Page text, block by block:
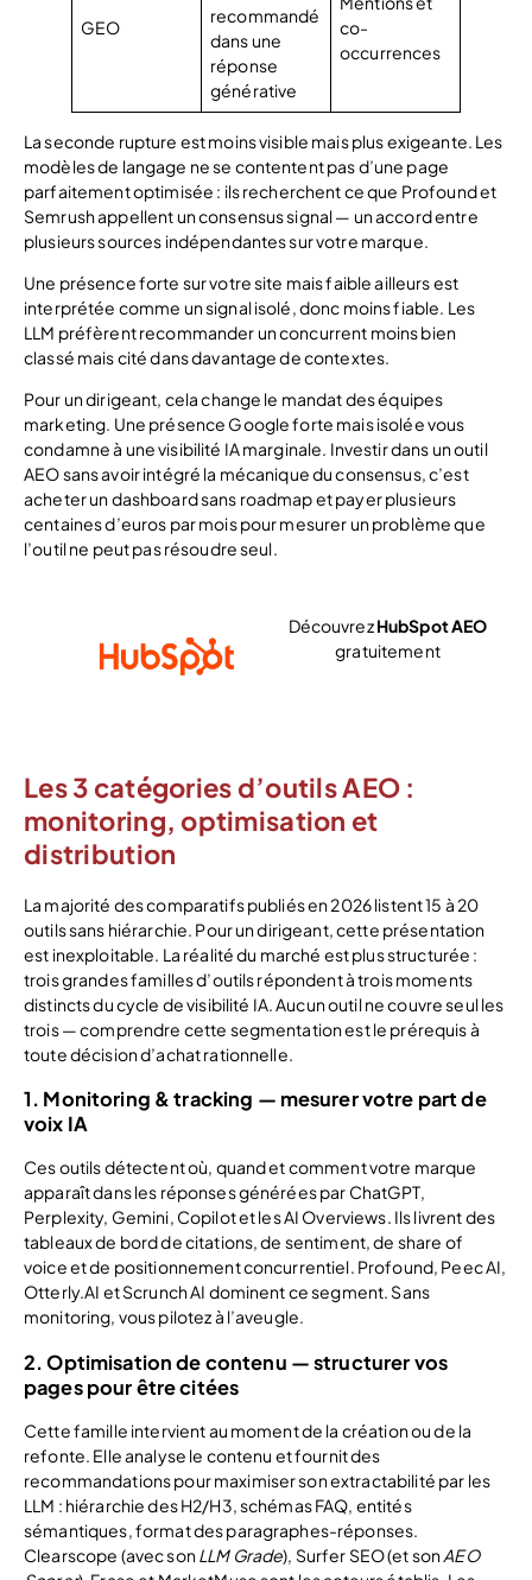
GEO
recommandé
dans une
réponse
générative
co-
occurrences
La seconde rupture est moins visible mais plus exigeante. Les
modèles de langage ne se contentent pas d’une page
parfaitement optimisée : ils recherchent ce que Profound et
Semrush appellent un consensus signal — un accord entre
plusieurs sources indépendantes sur votre marque.
Une présence forte sur votre site mais faible ailleurs est
interprétée comme un signal isolé, donc moins fiable. Les
LLM préfèrent recommander un concurrent moins bien
classé mais cité dans davantage de contextes.
Pour un dirigeant, cela change le mandat des équipes
marketing. Une présence Google forte mais isolée vous
condamne à une visibilité IA marginale. Investir dans un outil
AEO sans avoir intégré la mécanique du consensus, c’est
acheter un dashboard sans roadmap et payer plusieurs
centaines d’euros par mois pour mesurer un problème que
l’outil ne peut pas résoudre seul.
DécouvrezHubSpot AEO
gratuitement
Les 3 catégories d’outils AEO :
monitoring, optimisation et
distribution
La majorité des comparatifs publiés en 2026 listent 15 à 20
outils sans hiérarchie. Pour un dirigeant, cette présentation
est inexploitable. La réalité du marché est plus structurée :
trois grandes familles d’outils répondent à trois moments
distincts du cycle de visibilité IA. Aucun outil ne couvre seul les
trois — comprendre cette segmentation est le prérequis à
toute décision d’achat rationnelle.
1. Monitoring & tracking — mesurer votre part de
voix IA
Ces outils détectent où, quand et comment votre marque
apparaît dans les réponses générées par ChatGPT,
Perplexity, Gemini, Copilot et les AI Overviews. Ils livrent des
tableaux de bord de citations, de sentiment, de share of
voice et de positionnement concurrentiel. Profound, Peec AI,
Otterly.AI et Scrunch AI dominent ce segment. Sans
monitoring, vous pilotez à l’aveugle.
2. Optimisation de contenu — structurer vos
pages pour être citées
Cette famille intervient au moment de la création ou de la
refonte. Elle analyse le contenu et fournit des
recommandations pour maximiser son extractabilité par les
LLM : hiérarchie des H2/H3, schémas FAQ, entités
sémantiques, format des paragraphes-réponses.
Clearscope (avec sonLLM Grade), Surfer SEO (et sonAEO